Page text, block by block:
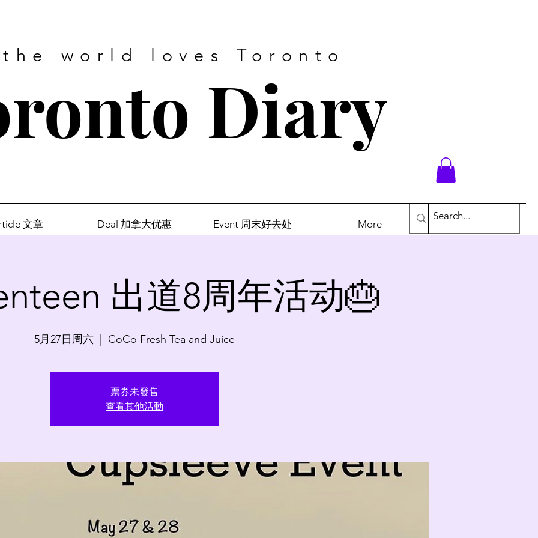
world loves Toronto
Diary
文章 Deal 加拿大优惠 Event 周末好去处 More
出道8周年活动🎂
5月27日周六 CoCo Fresh Tea and Juice
票券未發售
查看其他活動